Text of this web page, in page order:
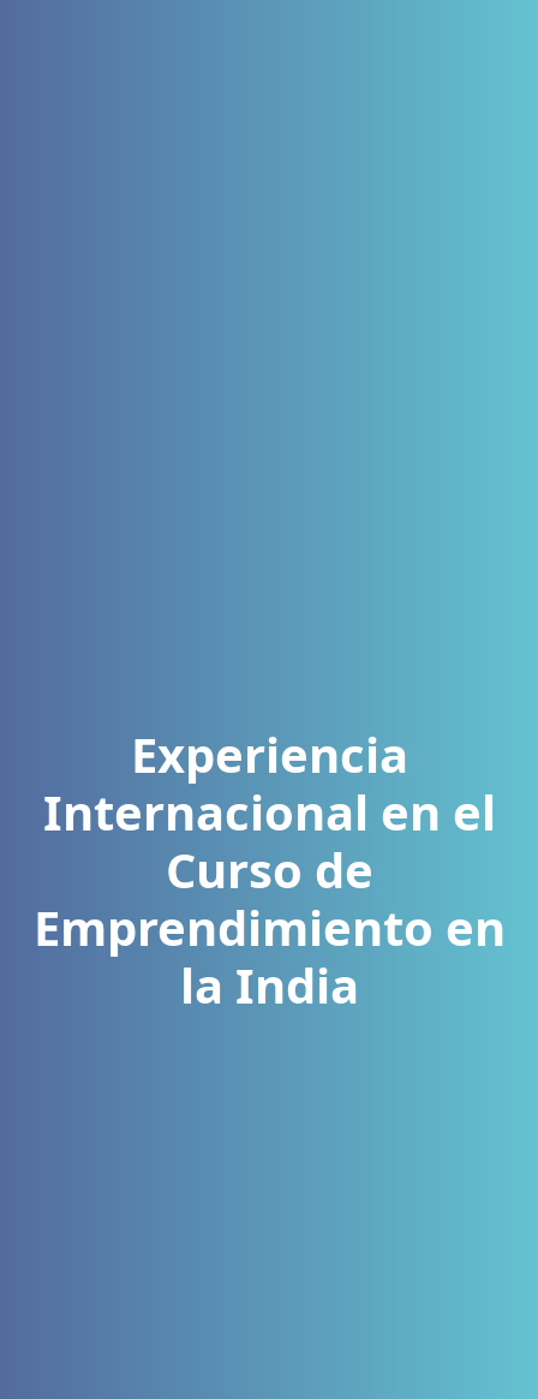
Experiencia
Internacional en el
Curso de
Emprendimiento en
la India